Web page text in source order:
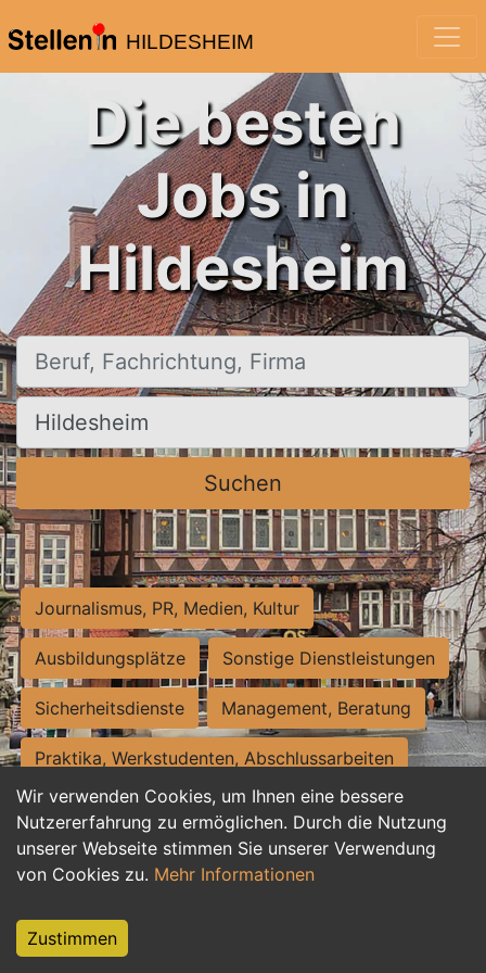
HILDESHEIM
Wir verwenden Cookies, um Ihnen eine bessere
Nutzererfahrung zu ermöglichen. Durch die Nutzung
unserer Webseite stimmen Sie unserer Verwendung
von Cookies zu. Mehr Informationen
Zustimmen
Die besten
Jobs in
Hildesheim
Beruf, Fachrichtung, Firma
Ort, Stadt
Suchen
Journalismus, PR, Medien, Kultur
Ausbildungsplätze Sonstige Dienstleistungen
Sicherheitsdienste Management, Beratung
Praktika, Werkstudenten, Abschlussarbeiten
Personalwesen Assistenz, Sekretariat
Hilfskräfte, Aushilfs- und Nebenjobs
Weiterbildung, Studium, duale Ausbildung